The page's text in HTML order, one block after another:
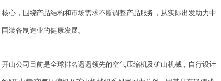
核心，围绕产品结构和市场需求不断调整产品服务，从实际出发助力中
国装备制造业的健康发展。
开山公司目前是全球排名遥遥领先的空气压缩机及矿山机械，自行设计